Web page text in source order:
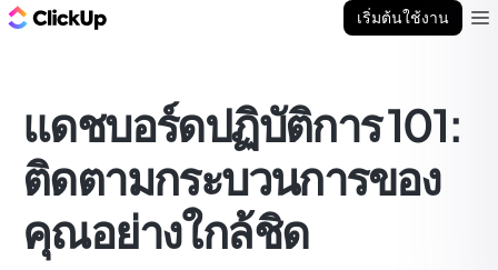
เริ่มต้นใช้งาน
แดชบอร์ดปฏิบัติการ 101:
ติดตามกระบวนการของ
คุณอย่างใกล้ชิด